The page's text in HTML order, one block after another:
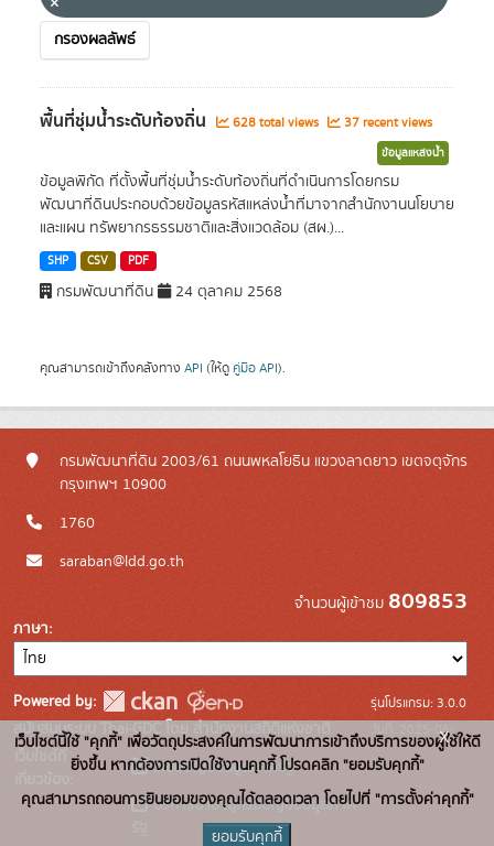
กรองผลลัพธ์
พื้นที่ชุ่มน้ำระดับท้องถิ่น 628 total views 37 recent views
ข้อมูลแหล่งน้ำ
ข้อมูลพิกัด ที่ตั้งพื้นที่ชุ่มน้ำระดับท้องถิ่นที่ดำเนินการโดยกรม
พัฒนาที่ดินประกอบด้วยข้อมูลรหัสแหล่งน้ำที่มาจากสำนักงานนโยบาย
และแผน ทรัพยากรธรรมชาติและสิ่งแวดล้อม (สผ.)...
SHP CSV PDF
กรมพัฒนาที่ดิน 24 ตุลาคม 2568
คุณสามารถเข้าถึงคลังทาง API (ให้ดู คู่มือ API).
กรมพัฒนาที่ดิน 2003/61 ถนนพหลโยธิน แขวงลาดยาว เขตจตุจักร
กรุงเทพฯ 10900
1760
saraban@ldd.go.th
จำนวนผู้เข้าชม 809853
ภาษา
Powered by:
สนับสนุนระบบ Thai-GDC โดย สำนักงานสถิติแห่งชาติ
ระบบบัญชีข้อมูลภาครัฐ
บริการนามานุกรมบัญชีข้อมูลภาค
รุ่นโปรแกรม: 3.0.0
วันที่: 2025-06-
10
เว็บไซต์นี้ใช้ "คุกกี้" เพื่อวัตถุประสงค์ในการพัฒนาการเข้าถึงบริการของผู้ใช้ให้ดี
ยิ่งขึ้น หากต้องการเปิดใช้งานคุกกี้ โปรดคลิก "ยอมรับคุกกี้"
คุณสามารถถอนการยินยอมของคุณได้ตลอดเวลา โดยไปที่ "การตั้งค่าคุกกี้"
ยอมรับคุกกี้
x